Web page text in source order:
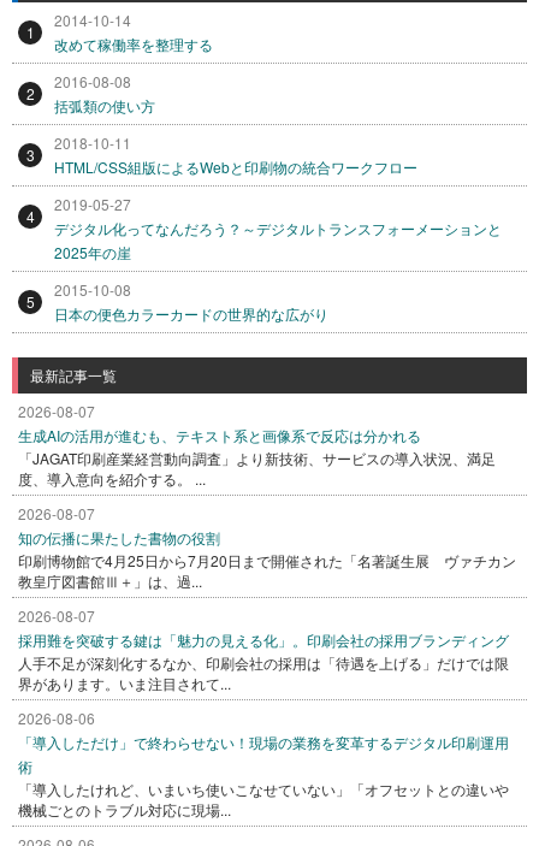
1
2014-10-14
改めて稼働率を整理する
2
2016-08-08
括弧類の使い方
3
2018-10-11
HTML/CSS組版によるWebと印刷物の統合ワークフロー
4
2019-05-27
デジタル化ってなんだろう？～デジタルトランスフォーメーションと
2025年の崖
5
2015-10-08
日本の便色カラーカードの世界的な広がり
最新記事一覧
2026-08-07
生成AIの活用が進むも、テキスト系と画像系で反応は分かれる
「JAGAT印刷産業経営動向調査」より新技術、サービスの導入状況、満足
度、導入意向を紹介する。 ...
2026-08-07
知の伝播に果たした書物の役割
印刷博物館で4月25日から7月20日まで開催された「名著誕生展 ヴァチカン
教皇庁図書館Ⅲ＋」は、過...
2026-08-07
採用難を突破する鍵は「魅力の見える化」。印刷会社の採用ブランディング
人手不足が深刻化するなか、印刷会社の採用は「待遇を上げる」だけでは限
界があります。いま注目されて...
2026-08-06
「導入しただけ」で終わらせない！現場の業務を変革するデジタル印刷運用
術
「導入したけれど、いまいち使いこなせていない」「オフセットとの違いや
機械ごとのトラブル対応に現場...